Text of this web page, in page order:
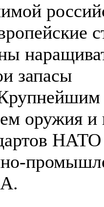
запасы
оружия и
НАТО